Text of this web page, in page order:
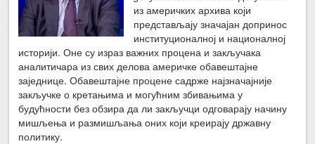
из америчких архива који
представљају значајан допринос
институционалној и националној
историји. Оне су израз важних процена и закључака
аналитичара из свих делова америчке обавештајне
заједнице. Обавештајне процене садрже најзначајније
закључке о кретањима и могућним збивањима у
будућности без обзира да ли закључци одговарају начину
мишљења и размишљања оних који креирају државну
политику.